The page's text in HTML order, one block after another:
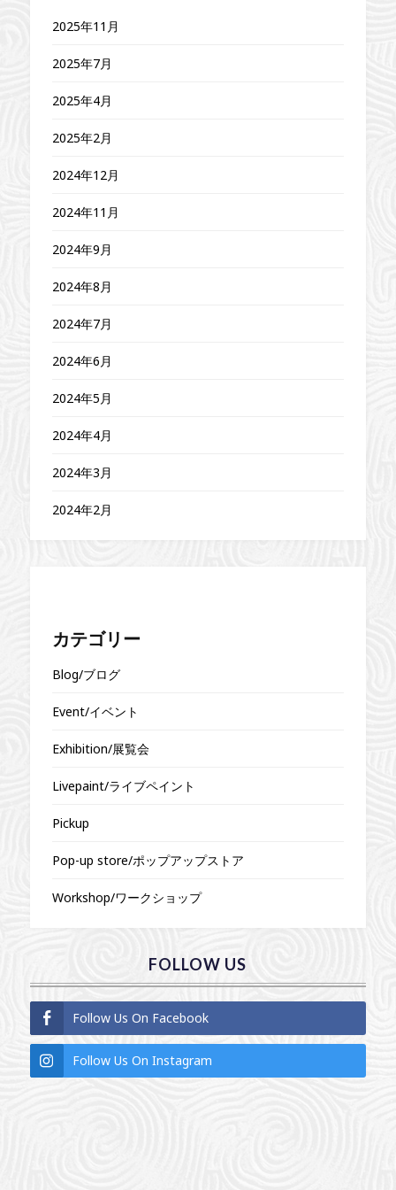
2025年11月
2025年7月
2025年4月
2025年2月
2024年12月
2024年11月
2024年9月
2024年8月
2024年7月
2024年6月
2024年5月
2024年4月
2024年3月
2024年2月
カテゴリー
Blog/ブログ
Event/イベント
Exhibition/展覧会
Livepaint/ライブペイント
Pickup
Pop-up store/ポップアップストア
Workshop/ワークショップ
FOLLOW US
Follow Us On Facebook
Follow Us On Instagram